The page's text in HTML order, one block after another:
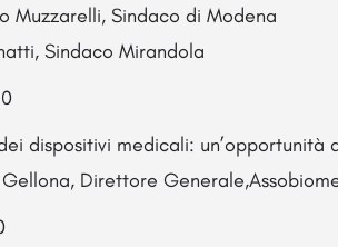
Muzzarelli, Sindaco di Modena
Sindaco Mirandola
dispositivi medicali: un’opportunità
Direttore